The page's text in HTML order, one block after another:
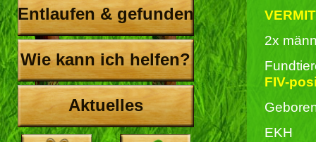
Entlaufen & gefunden
Wie kann ich helfen?
Aktuelles
2x
FIV-
EKH